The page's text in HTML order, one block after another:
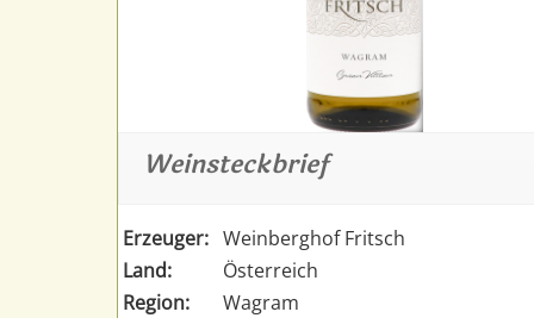
Weinsteckbrief
Erzeuger: Weinberghof Fritsch
Land:
Österreich
Region:
Wagram